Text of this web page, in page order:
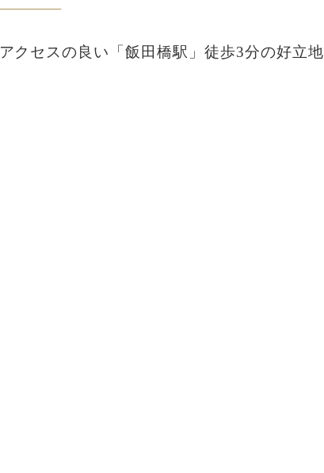
アクセスの良い「飯田橋駅」徒歩3分の好立地